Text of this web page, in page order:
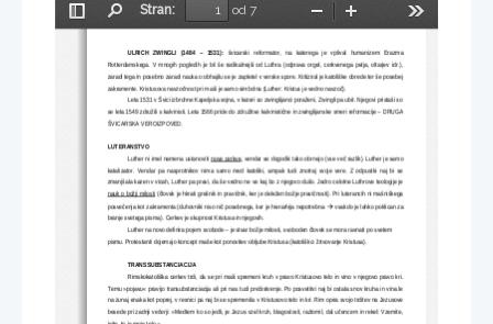
Preklopi
Stran:
od 7
Pomanjšaj
ULRICH   ZWINGLI   (1484   –   1531):
   švicarski   reformator,   na   katerega   je   vplival   humanizem   Erazma
Rotterdamskega. V mnogih pogledih je bil še radikalnejši od Luthra (odprava orgel, cerkvenega petja, oltarjev idr.),
zaradi tega in posebno zaradi nauka o obhajilu se je zapletel v verske spore. Kritiziral je katoliške obrede ter še posebej
zakramente. Kristusova navzočnost pri maši je samo simbolna (Luther: Kristus je vedno navzoč).
Leta 1531 v Švici izbruhne Kapeljska vojna, v kateri so zwinglijanci poraženi, Zwingli pa ubit. Njegovi pristaši so
se leta 1549 združili s kalvinisti. Leta 1566 pride do združitve kalvinistične in zwinglijanske smeri reformacije – DRUGA
ŠVICARSKA VEROIZPOVED.
LUTERANSTVO
Luther ni imel namena ustanoviti nove cerkve, vendar se dogodki tako obrnejo (vse več razlik). Luther je samo
katalizator.   Vendar   pa   nasprotnikov   nima   samo   med   katoliki,   ampak   tudi   znotraj   svoje   vere.   Z   odpustki   naj   bi   se
zmanjšala kazen v vicah, Luther pa pravi, da še vedno ne ve kaj bo z njegovo dušo. Jedro celotne Luthrove teologije je
nauk o božji milosti (človek je hkrati grešnik in pravičnik, ker je deležen božje pravičnosti). Pri luterancih ni mašniškega
posvečenja kot zakramenta (duhovniki niso nič posebnega, ker je hierarhija nepotrebna  vsakdo je lahko poklican za
branje svetega pisma). Cerkev je skupnost Kristusa in njegovih.
Luther na novo definira pojem svobode – je stvar božje milosti, svoboden človek se mora ravnati po svetem
pismu. Protestanti dojemajo koncept maše kot ponovitev obljube Kristusa (katoliško: žrtvovanje Kristusa).
TRANSSUBSTANCIACIJA
Rimskokatoliška cerkev trdi, da se pri maši spremeni kruh v pravo Kristusovo telo in vino v njegovo pravo kri.
Temu »pojavu« pravijo transubstanciacija ali pri nas tudi prebistvenje. Po posvetitvi naj bi ostala snov kruha in vina le
na zunaj enaka kot poprej, v resnici pa naj bi se spremenila v Kristusovo telo in kri. Rim opira svojo trditev na Jezusove
besede pri zadnji večerji: »Medtem ko so jedli, je Jezus vzel kruh, blagoslovil, razlomil, dal učencem in rekel: Vzemite,